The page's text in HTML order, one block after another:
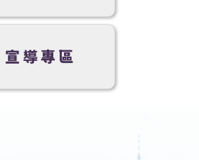
宣導專區